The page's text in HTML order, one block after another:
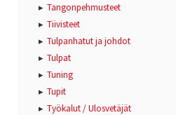
Tangonpehmusteet
Tiivisteet
Tulpanhatut ja johdot
Tulpat
Tuning
Tupit
Työkalut / Ulosvetäjät